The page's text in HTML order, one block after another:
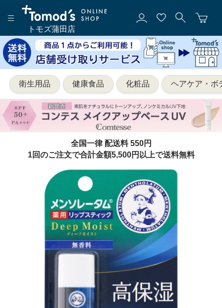
トモズ蒲田店
衛生用品 健康食品 化粧品 ヘアケア・ボ
全国一律 配送料 550円
1回のご注文で合計金額5,500円以上で送料無料